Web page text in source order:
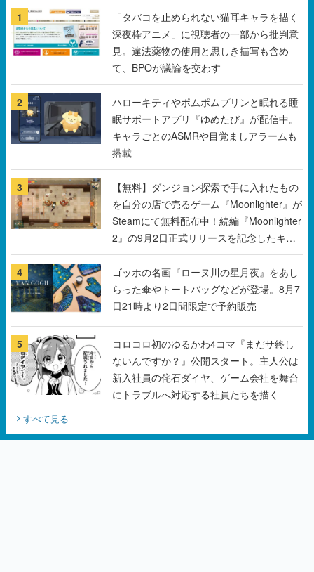
1
「タバコを止められない猫耳キャラを描く
深夜枠アニメ」に視聴者の一部から批判意
見。違法薬物の使用と思しき描写も含め
て、BPOが議論を交わす
2
ハローキティやポムポムプリンと眠れる睡
眠サポートアプリ『ゆめたび』が配信中。
キャラごとのASMRや目覚ましアラームも
搭載
3
【無料】ダンジョン探索で手に入れたもの
を自分の店で売るゲーム『Moonlighter』が
Steamにて無料配布中！続編『Moonlighter
2』の9月2日正式リリースを記念したキャ
ンペーン
4
ゴッホの名画『ローヌ川の星月夜』をあし
らった傘やトートバッグなどが登場。8月7
日21時より2日間限定で予約販売
5
コロコロ初のゆるかわ4コマ『まだサ終し
ないんですか？』公開スタート。主人公は
新入社員の侘石ダイヤ、ゲーム会社を舞台
にトラブルへ対応する社員たちを描く
すべて見る